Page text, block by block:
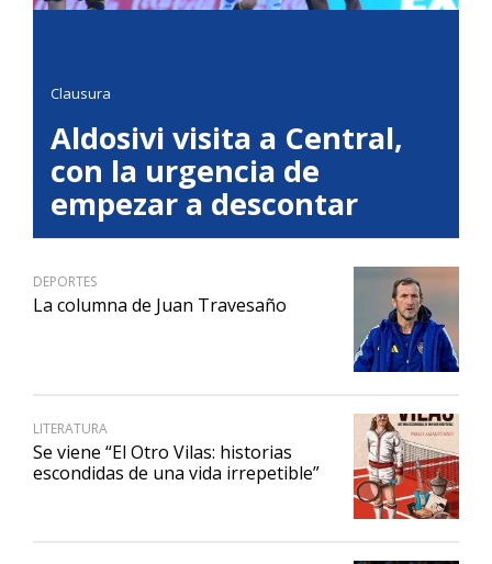
Clausura
Aldosivi visita a Central,
con la urgencia de
empezar a descontar
DEPORTES
La columna de Juan Travesaño
LITERATURA
Se viene “El Otro Vilas: historias
escondidas de una vida irrepetible”